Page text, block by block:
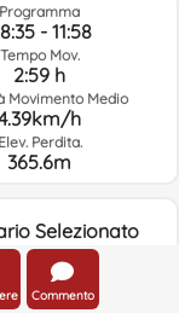
Programma
- 11:58
Tempo Mov.
2:59 h
Movimento Medio
h
Elev. Perdita.
365.6m
Selezionato
Commento